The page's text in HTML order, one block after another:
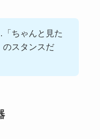
ちゃんと見た
のスタンスだ